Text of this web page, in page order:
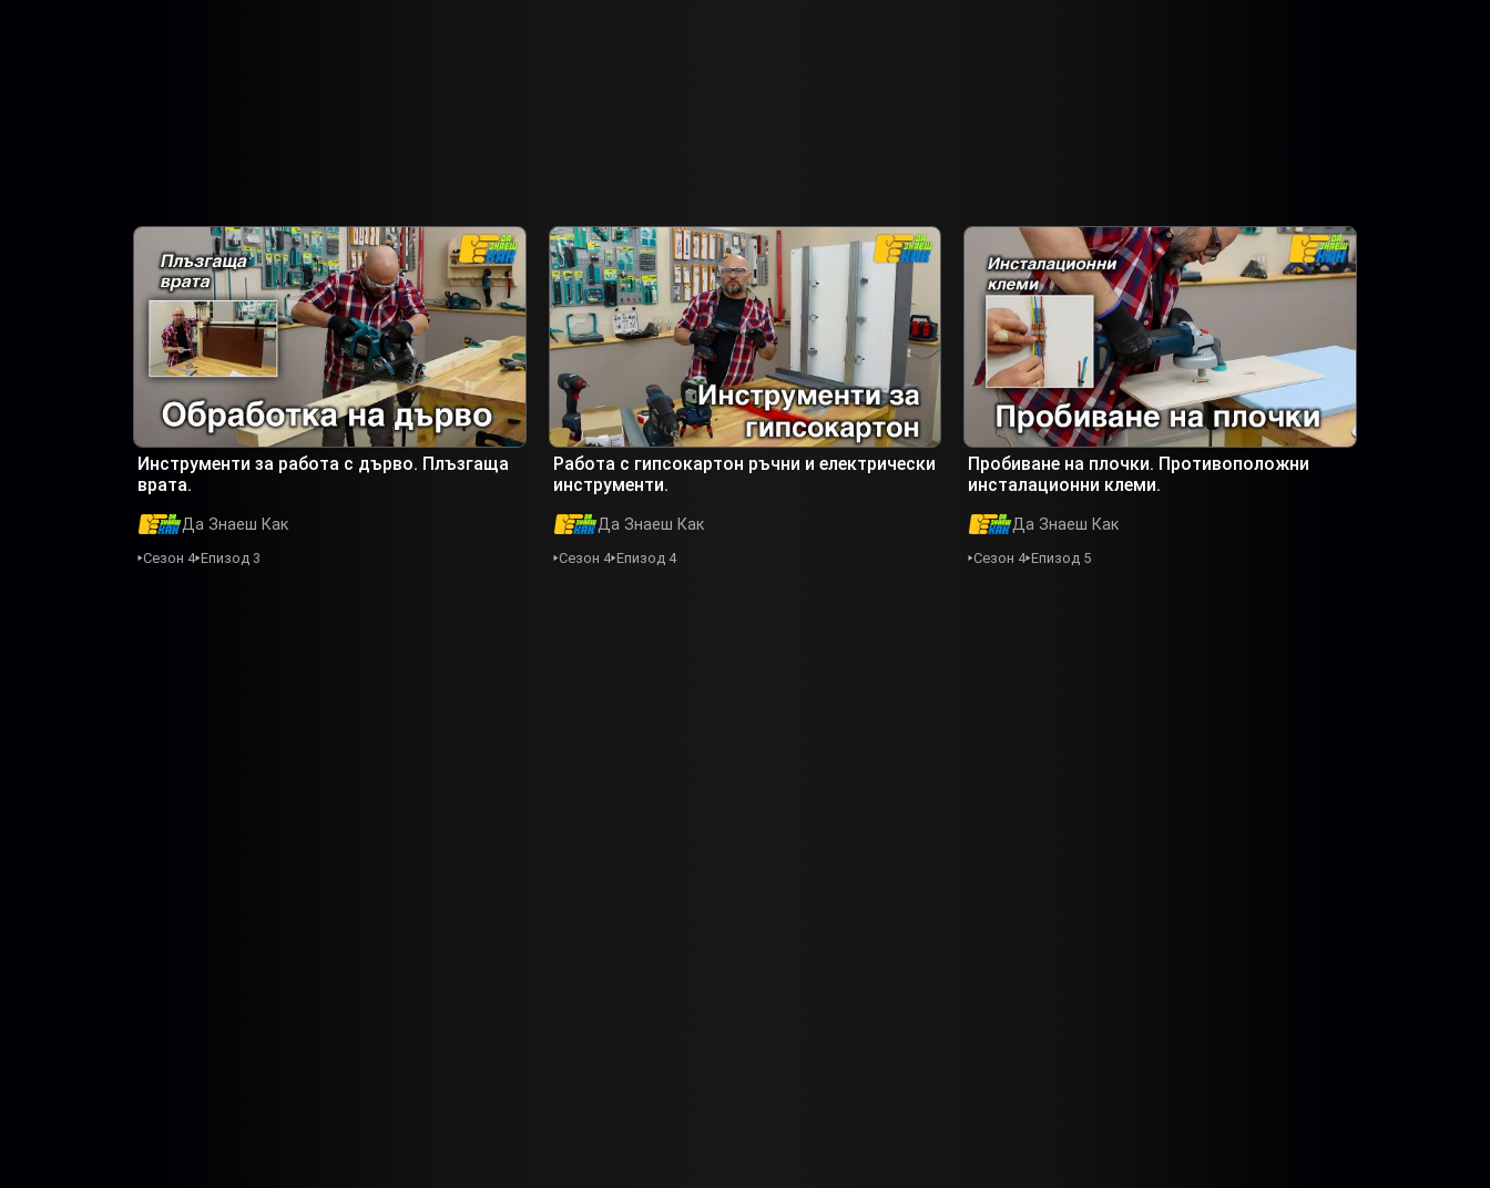
Инструменти за работа с дърво. Плъзгаща
врата.
Да Знаеш Как
Сезон 4 Епизод 3
Работа с гипсокартон ръчни и електрически
инструменти.
Да Знаеш Как
Сезон 4 Епизод 4
Пробиване на плочки. Противоположни
инсталационни клеми.
Да Знаеш Как
Сезон 4 Епизод 5